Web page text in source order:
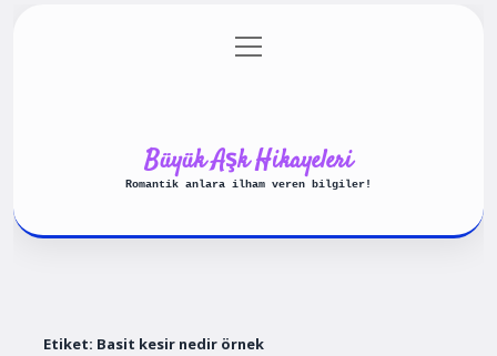
Gizlilik Politikası
menüyü
aç
Büyük Aşk Hikayeleri
Romantik anlara ilham veren bilgiler!
Etiket: Basit kesir nedir örnek